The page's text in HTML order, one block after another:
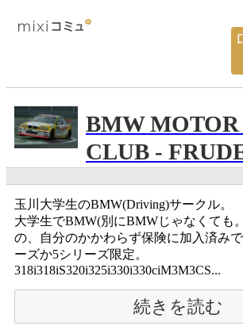
BMW MOTOR
CLUB -
玉川大学生のBMW(Driving)サークル
大学生でBMW(別にBMWじゃなくても
の、自分のかかわらず保険に加入済み
ーズか5シリーズ限定。
318i318iS320i325i330i330ciM3M3CS...
続きを読む